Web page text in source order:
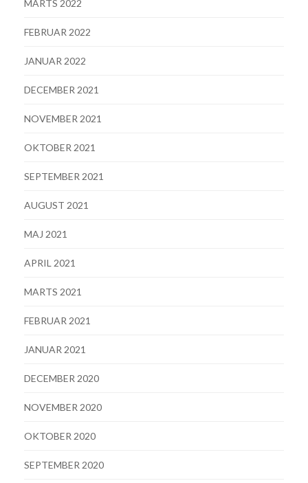
MARTS 2022
FEBRUAR 2022
JANUAR 2022
DECEMBER 2021
NOVEMBER 2021
OKTOBER 2021
SEPTEMBER 2021
AUGUST 2021
MAJ 2021
APRIL 2021
MARTS 2021
FEBRUAR 2021
JANUAR 2021
DECEMBER 2020
NOVEMBER 2020
OKTOBER 2020
SEPTEMBER 2020